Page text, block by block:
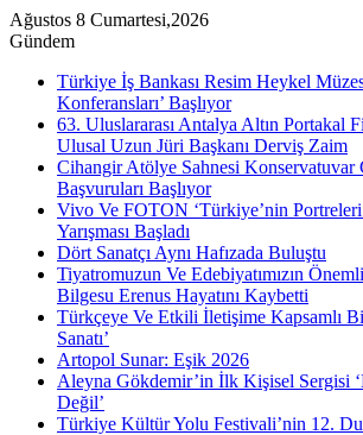
Ağustos 8 Cumartesi,2026
Gündem
Türkiye İş Bankası Resim Heykel
Konferansları’ Başlıyor
63. Uluslararası Antalya Altın Portakal
Ulusal Uzun Jüri Başkanı Derviş Zaim
Cihangir Atölye Sahnesi Konservatuvar
Başvuruları Başlıyor
Vivo Ve FOTON ‘Türkiye’nin
Yarışması Başladı
Dört Sanatçı Aynı Hafızada Buluştu
Tiyatromuzun Ve Edebiyatımızın
Bilgesu Erenus Hayatını Kaybetti
Türkçeye Ve Etkili İletişime Kapsamlı
Sanatı’
Artopol Sunar: Eşik 2026
Aleyna Gökdemir’in İlk Kişisel Sergisi
Değil’
Türkiye Kültür Yolu Festivali’nin 12.